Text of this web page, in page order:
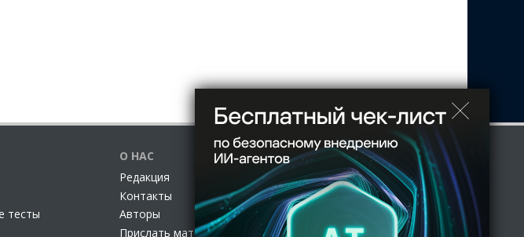
тесты
О НАС
Редакция
Контакты
Авторы
Прислать материал